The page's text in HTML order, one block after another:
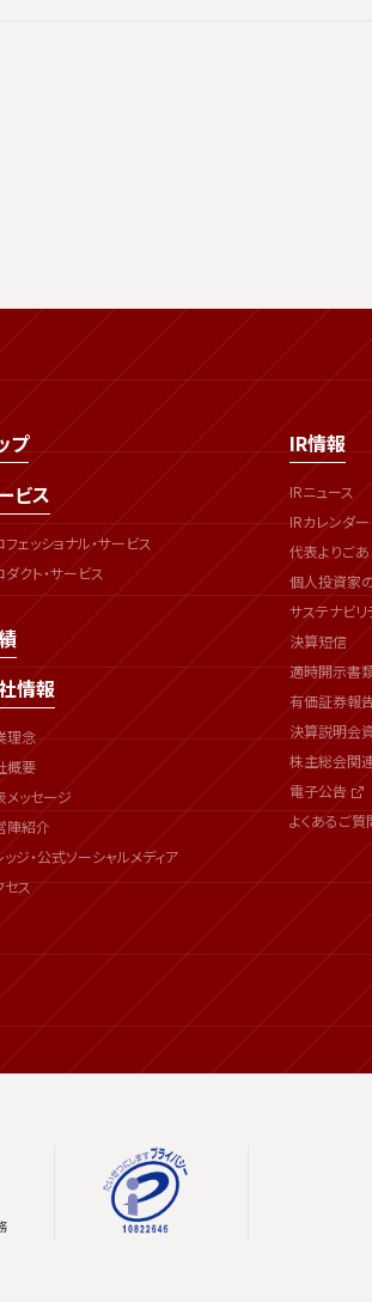
プ
ビス
ェッショナル・サービス
クト・サービス
情報
理念
概要
メッセージ
陣紹介
ッジ・公式ソーシャルメディア
セス
IR情報
IRニュース
IRカレンダー
代表よりご
個人投資家
サステナビリ
決算短信
適時開示書
有価証券報
決算説明会
株主総会関
電子公告
よくあるご質